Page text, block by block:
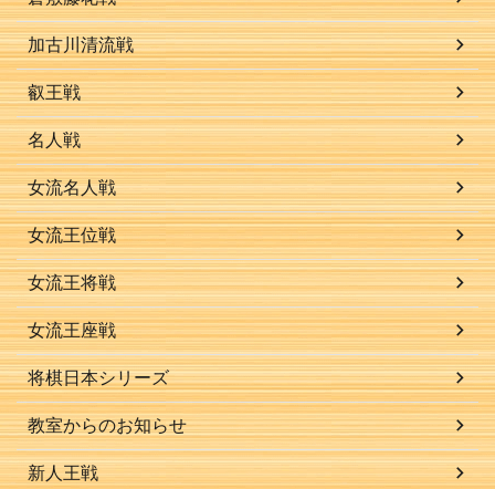
加古川清流戦
叡王戦
名人戦
女流名人戦
女流王位戦
女流王将戦
女流王座戦
将棋日本シリーズ
教室からのお知らせ
新人王戦